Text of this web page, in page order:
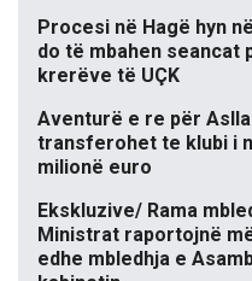
Procesi në Hagë hyn
do të mbahen seancat
krerëve të UÇK
Aventurë e re për
transferohet te klubi i
milionë euro
Ekskluzive/ Rama
Ministrat raportojnë
edhe mbledhja e